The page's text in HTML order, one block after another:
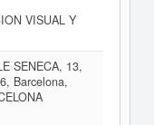
VISUAL Y
SENECA, 13,
Barcelona,